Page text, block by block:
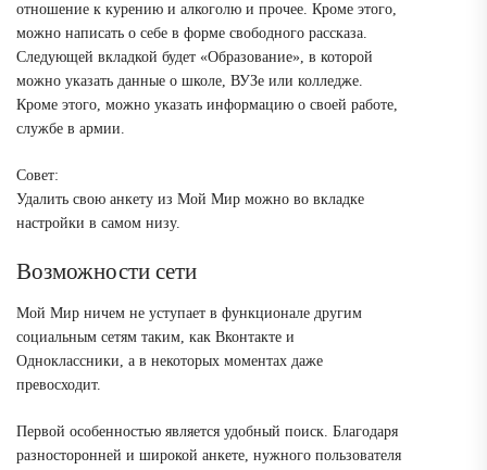
отношение к курению и алкоголю и прочее. Кроме этого,
можно написать о себе в форме свободного рассказа.
Следующей вкладкой будет «Образование», в которой
можно указать данные о школе, ВУЗе или колледже.
Кроме этого, можно указать информацию о своей работе,
службе в армии.
Совет:
Удалить свою анкету из Мой Мир можно во вкладке
настройки в самом низу.
Возможности сети
Мой Мир ничем не уступает в функционале другим
социальным сетям таким, как Вконтакте и
Одноклассники, а в некоторых моментах даже
превосходит.
Первой особенностью является удобный поиск. Благодаря
разносторонней и широкой анкете, нужного пользователя